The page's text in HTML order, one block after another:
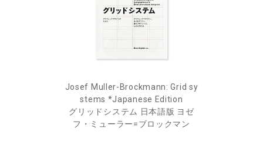
Josef Muller-Brockmann: Grid sy
stems *Japanese Edition
グリッドシステム 日本語版 ヨゼ
フ・ミューラー=ブロックマン